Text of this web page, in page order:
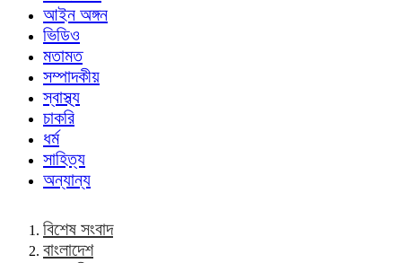
আইন অঙ্গন
ভিডিও
মতামত
সম্পাদকীয়
স্বাস্থ্য
চাকরি
ধর্ম
সাহিত্য
অন্যান্য
বিশেষ সংবাদ
বাংলাদেশ